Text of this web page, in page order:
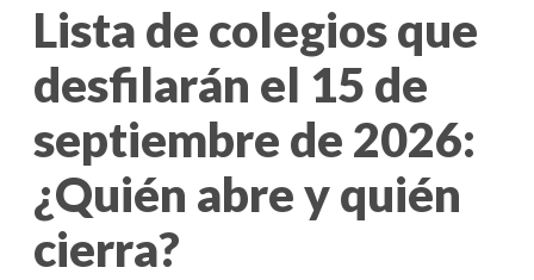
Lista de colegios que
desfilarán el 15 de
septiembre de 2026:
¿Quién abre y quién
cierra?